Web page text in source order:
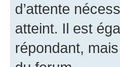
d’attente
atteint. Il est
répondant,